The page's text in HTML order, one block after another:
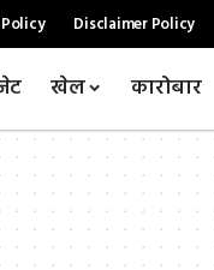
Disclaimer Policy
खेल कारोबार